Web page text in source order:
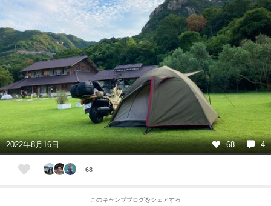
2022年8月16日 68 4
68
このキャンプブログをシェアする